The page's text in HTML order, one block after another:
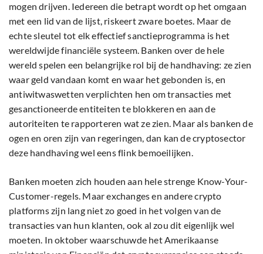
mogen drijven. Iedereen die betrapt wordt op het omgaan
met een lid van de lijst, riskeert zware boetes. Maar de
echte sleutel tot elk effectief sanctieprogramma is het
wereldwijde financiële systeem. Banken over de hele
wereld spelen een belangrijke rol bij de handhaving: ze zien
waar geld vandaan komt en waar het gebonden is, en
antiwitwaswetten verplichten hen om transacties met
gesanctioneerde entiteiten te blokkeren en aan de
autoriteiten te rapporteren wat ze zien. Maar als banken de
ogen en oren zijn van regeringen, dan kan de cryptosector
deze handhaving wel eens flink bemoeilijken.
Banken moeten zich houden aan hele strenge Know-Your-
Customer-regels. Maar exchanges en andere crypto
platforms zijn lang niet zo goed in het volgen van de
transacties van hun klanten, ook al zou dit eigenlijk wel
moeten. In oktober waarschuwde het Amerikaanse